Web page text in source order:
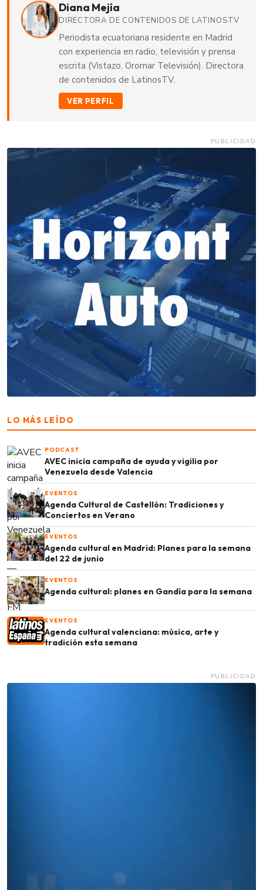
Diana Mejía
DIRECTORA DE CONTENIDOS DE LATINOSTV
Periodista ecuatoriana residente en Madrid
con experiencia en radio, televisión y prensa
escrita (Vistazo, Oromar Televisión). Directora
de contenidos de LatinosTV.
VER PERFIL
PUBLICIDAD
LO MÁS LEÍDO
PODCAST
AVEC inicia campaña de ayuda y vigilia por
Venezuela desde Valencia
EVENTOS
Agenda Cultural de Castellón: Tradiciones y
Conciertos en Verano
EVENTOS
Agenda cultural en Madrid: Planes para la semana
del 22 de junio
EVENTOS
Agenda cultural: planes en Gandía para la semana
EVENTOS
Agenda cultural valenciana: música, arte y
tradición esta semana
PUBLICIDAD